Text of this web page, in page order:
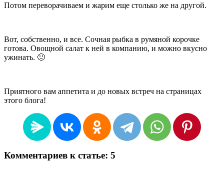
Потом переворачиваем и жарим еще столько же на другой.
Вот, собственно, и все. Сочная рыбка в румяной корочке
готова. Овощной салат к ней в компанию, и можно вкусно
ужинать. 🙂
Приятного вам аппетита и до новых встреч на страницах
этого блога!
Комментариев к статье: 5